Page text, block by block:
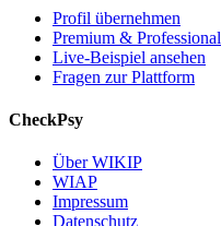
Profil übernehmen
Premium & Professional
Live-Beispiel ansehen
Fragen zur Plattform
CheckPsy
Über WIKIP
WIAP
Impressum
Datenschutz